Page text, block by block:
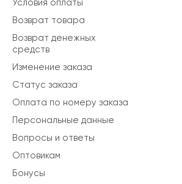
Условия оплаты
Возврат товара
Возврат денежных
средств
Изменение заказа
Статус заказа
Оплата по номеру заказа
Персональные данные
Вопросы и ответы
Оптовикам
Бонусы